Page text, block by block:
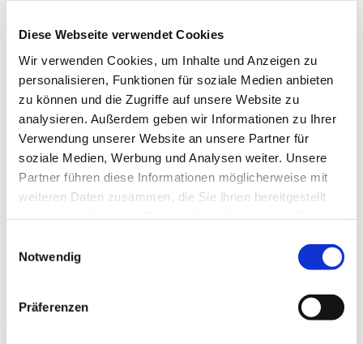
Diese Webseite verwendet Cookies
Wir verwenden Cookies, um Inhalte und Anzeigen zu
personalisieren, Funktionen für soziale Medien anbieten
zu können und die Zugriffe auf unsere Website zu
analysieren. Außerdem geben wir Informationen zu Ihrer
Verwendung unserer Website an unsere Partner für
soziale Medien, Werbung und Analysen weiter. Unsere
Partner führen diese Informationen möglicherweise mit
weiteren Daten zusammen, die Sie ihnen bereitgestellt
Notwendig
Präferenzen
Beiträge